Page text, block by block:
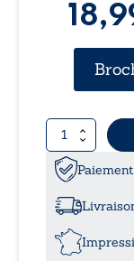
quantité
de
Adieu
millénaire,
bonjour
Volume